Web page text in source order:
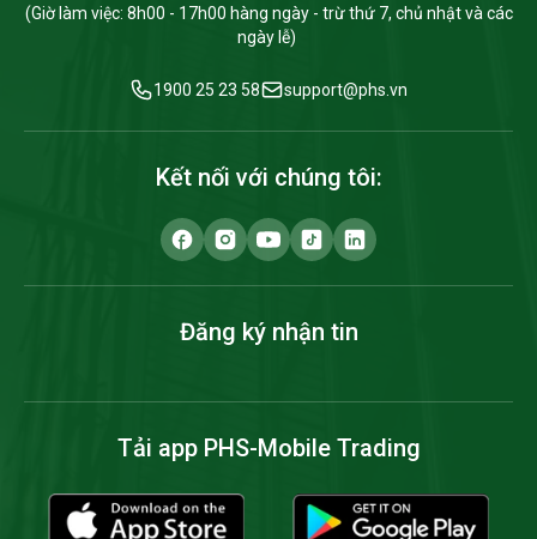
(Giờ làm việc: 8h00 - 17h00 hàng ngày - trừ thứ 7, chủ nhật và các
ngày lễ)
1900 25 23 58 support@phs.vn
Kết nối với chúng tôi:
Đăng ký nhận tin
Tải app PHS-Mobile Trading